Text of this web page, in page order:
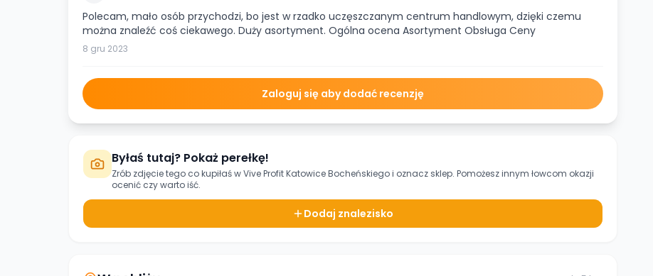
Polecam, mało osób przychodzi, bo jest w rzadko uczęszczanym centrum handlowym, dzięki czemu
można znaleźć coś ciekawego. Duży asortyment. Ogólna ocena Asortyment Obsługa Ceny
8 gru 2023
Zaloguj się aby dodać recenzję
Byłaś tutaj? Pokaż perełkę!
Zrób zdjęcie tego co kupiłaś wVive Profit Katowice Bocheńskiegoi oznacz sklep. Pomożesz innym łowcom okazji
ocenić czy warto iść.
Dodaj znalezisko